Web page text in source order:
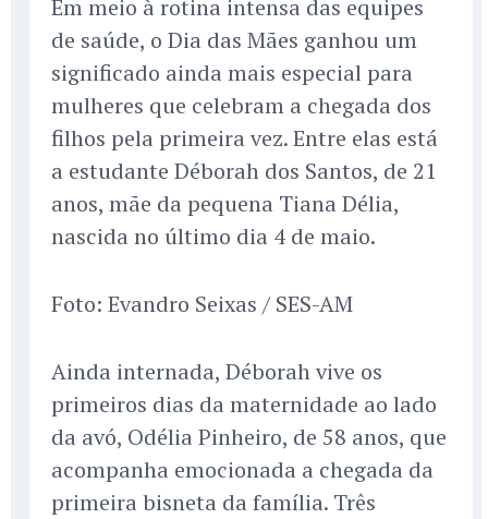
Em meio à rotina intensa das equipes
de saúde, o Dia das Mães ganhou um
significado ainda mais especial para
mulheres que celebram a chegada dos
filhos pela primeira vez. Entre elas está
a estudante Déborah dos Santos, de 21
anos, mãe da pequena Tiana Délia,
nascida no último dia 4 de maio.
Foto: Evandro Seixas / SES-AM
Ainda internada, Déborah vive os
primeiros dias da maternidade ao lado
da avó, Odélia Pinheiro, de 58 anos, que
acompanha emocionada a chegada da
primeira bisneta da família. Três